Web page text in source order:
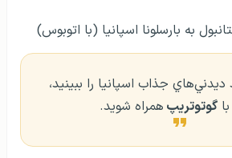
به بارسلونا اسپانیا (با اتوبوس)
جذاب اسپانيا را ببينيد،
گوتوتريپ همراه شويد.